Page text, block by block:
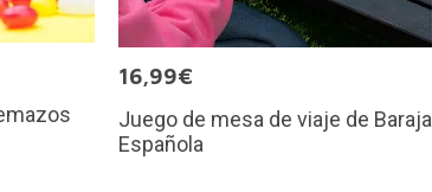
16,99€
Juego de mesa de viaje de Baraja
Española